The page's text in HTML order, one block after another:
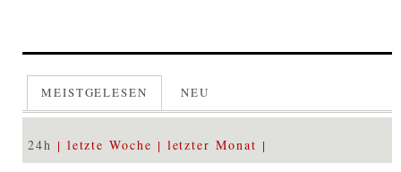
MEISTGELESEN NEU
24h letzte Woche letzter Monat